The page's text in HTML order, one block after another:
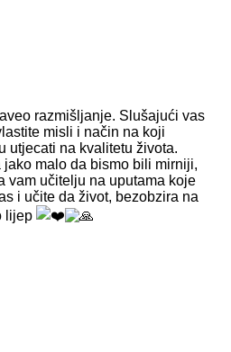
razmišljanje. Slušajući vas
misli i način na koji
utjecati na kvalitetu života.
malo da bismo bili mirniji,
vam učitelju na uputama koje
i učite da život, bezobzira na
lijep